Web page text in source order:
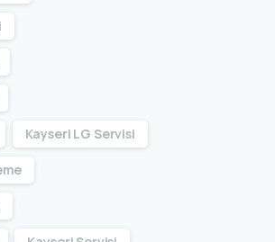
Kayseri LG Servisi